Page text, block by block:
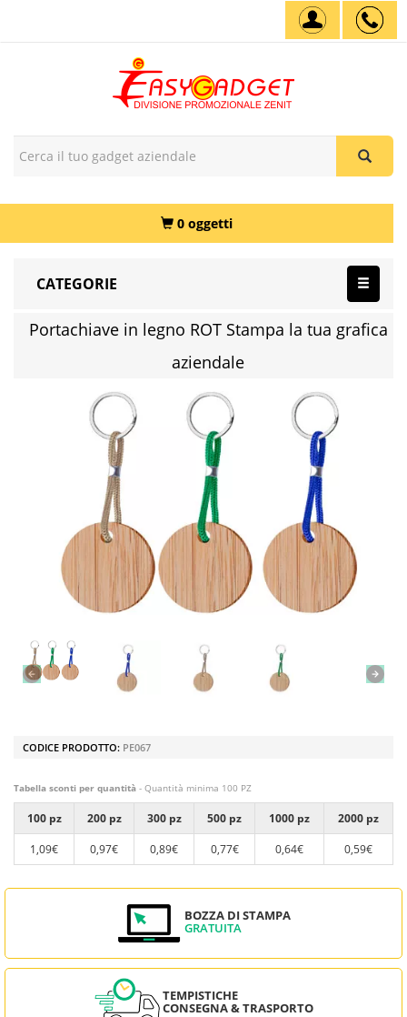
0 oggetti
CATEGORIE
Portachiave in legno ROT Stampa la tua grafica
aziendale
CODICE PRODOTTO: PE067
Tabella sconti per quantità - Quantità minima 100 PZ
100 pz 200 pz 300 pz 500 pz 1000 pz
2000 pz
1,09€
0,97€ 0,89€ 0,77€ 0,64€ 0,59€
BOZZA DI STAMPA
GRATUITA
TEMPISTICHE
CONSEGNA & TRASPORTO